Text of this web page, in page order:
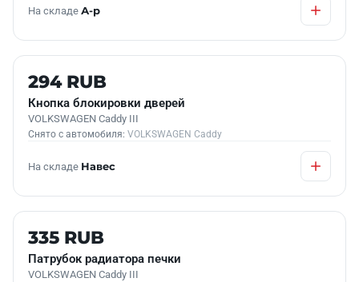
На складе А-р
Б/У В НАЛИЧИИ
294 RUB
Кнопка блокировки дверей
VOLKSWAGEN Caddy III
Снято с автомобиля: VOLKSWAGEN Caddy
На складе Навес
Б/У В НАЛИЧИИ
335 RUB
Патрубок радиатора печки
VOLKSWAGEN Caddy III